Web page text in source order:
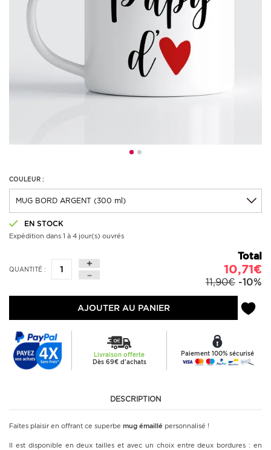
COULEUR :
EN STOCK
Expédition dans 1 à 4 jour(s) ouvrés
QUANTITÉ :
Total
10,71€
11,90€ -10%
AJOUTER AU PANIER
Livraison offerte
Dès 69€ d'achats
Paiement 100% sécurisé
DESCRIPTION
Faites plaisir en offrant ce superbe mug émaillé personnalisé !
Il est disponible en deux tailles et avec un choix entre deux bordures : en